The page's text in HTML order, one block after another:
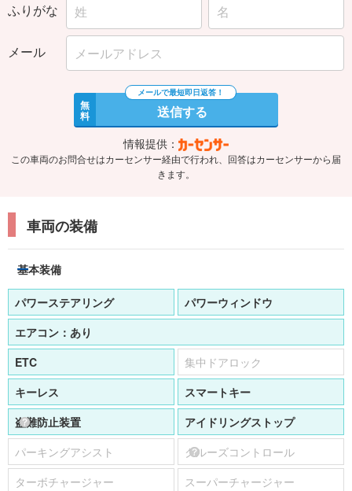
ふりがな
メール
無
料 送信する
情報提供：
この車両のお問合せはカーセンサー経由で行われ、回答はカーセンサーから届
きます。
車両の装備
基本装備
パワーステアリング
パワーウィンドウ
エアコン： あり
ETC
集中ドアロック
キーレス
スマートキー
盗難防止装置
アイドリングストップ
パーキングアシスト
クルーズコントロール
ターボチャージャー
スーパーチャージャー